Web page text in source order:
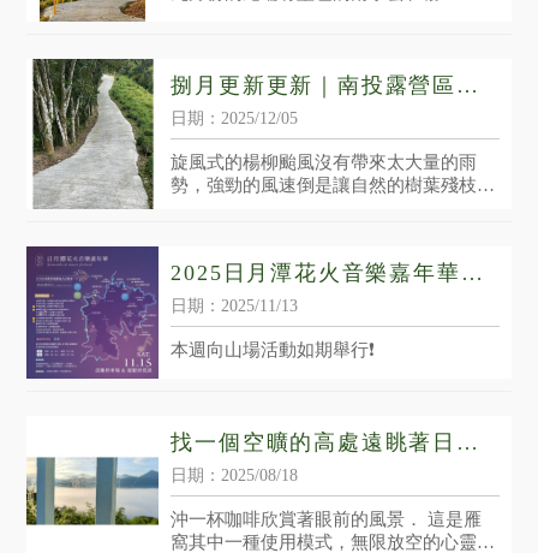
捌月更新更新｜南投露營區｜
魚池鄉露營區
日期：2025/12/05
旋風式的楊柳颱風沒有帶來太大量的雨
勢，強勁的風速倒是讓自然的樹葉殘枝大
園蜿蜒小徑，接著才會轉
2025日月潭花火音樂嘉年華
⋆⌁⌁⌁ 颱風公告篇 ⌁⌁⌁⋆
日期：2025/11/13
本週向山場活動如期舉行❗️
找一個空曠的高處遠眺著日月
潭或大雁村落的方向都好，｜
魚池鄉露營區｜日月潭露營區
｜南投高海拔露營區
日期：2025/08/18
沖一杯咖啡欣賞著眼前的風景． 這是雁
窩其中一種使用模式，無限放空的心靈滿